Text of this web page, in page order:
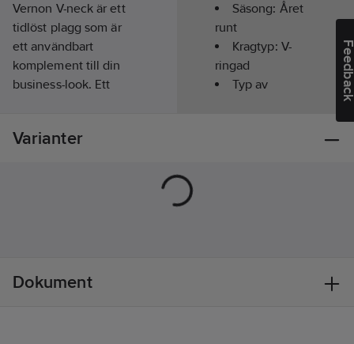
Vernon V-neck är ett
tidlöst plagg som är
ett användbart
komplement till din
business-look. Ett
oxfordskjortor. Ribbad
liknande färger.
Artikelnr: 782608
Säsong: Året
runt
Kragtyp: V-
ringad
Typ av
Varianter
Dokument